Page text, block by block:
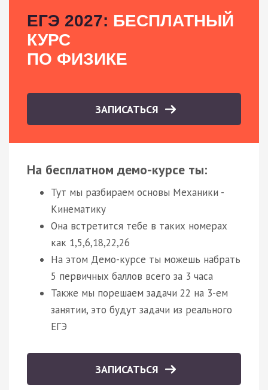
ЕГЭ 2027: БЕСПЛАТНЫЙ
КУРС
ПО ФИЗИКЕ
ЗАПИСАТЬСЯ
На бесплатном демо-курсе ты:
Тут мы разбираем основы Механики -
Кинематику
Она встретится тебе в таких номерах
как 1,5,6,18,22,26
На этом Демо-курсе ты можешь набрать
5 первичных баллов всего за 3 часа
Также мы порешаем задачи 22 на 3-ем
занятии, это будут задачи из реального
ЕГЭ
ЗАПИСАТЬСЯ